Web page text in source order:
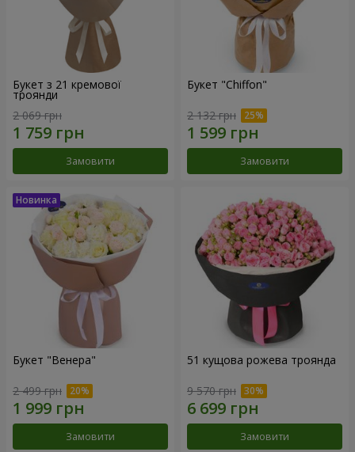
Букет з 21 кремової
троянди
2 069 грн
Замовити
Букет "Chiffon"
2 132 грн
Замовити
Букет "Венера"
2 499 грн
Замовити
51 кущова рожева троянда
9 570 грн
Замовити